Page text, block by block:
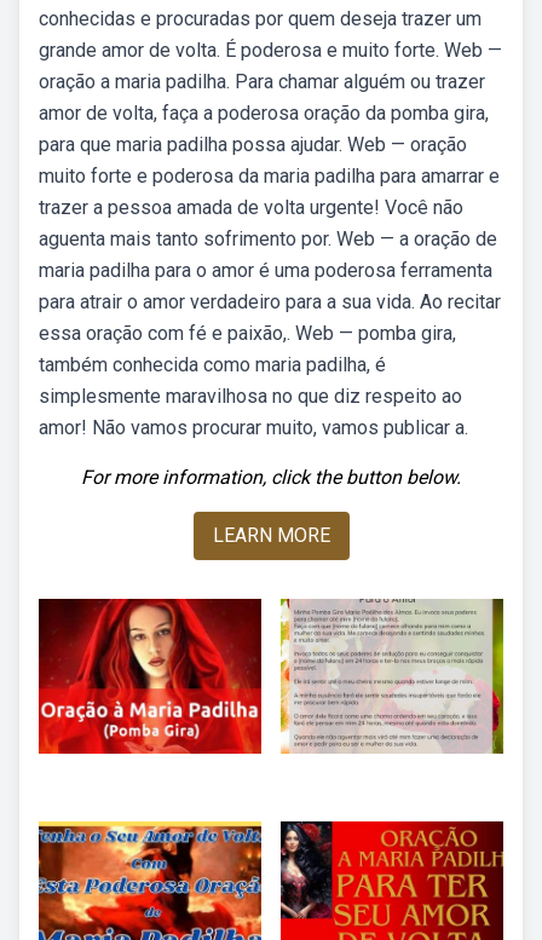
conhecidas e procuradas por quem deseja trazer um
grande amor de volta. É poderosa e muito forte. Web —
oração a maria padilha. Para chamar alguém ou trazer
amor de volta, faça a poderosa oração da pomba gira,
para que maria padilha possa ajudar. Web — oração
muito forte e poderosa da maria padilha para amarrar e
trazer a pessoa amada de volta urgente! Você não
aguenta mais tanto sofrimento por. Web — a oração de
maria padilha para o amor é uma poderosa ferramenta
para atrair o amor verdadeiro para a sua vida. Ao recitar
essa oração com fé e paixão,. Web — pomba gira,
também conhecida como maria padilha, é
simplesmente maravilhosa no que diz respeito ao
amor! Não vamos procurar muito, vamos publicar a.
For more information, click the button below.
LEARN MORE